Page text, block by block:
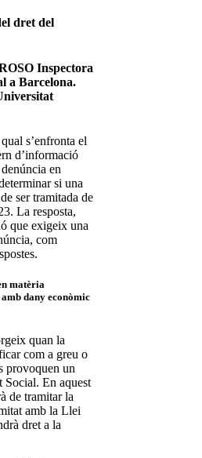
dret del
Inspectora
a Barcelona.
s’enfronta el
d’informació
en
si una
ser tramitada de
La resposta,
que exigeix una
com
matèria
dany econòmic
quan la
com a greu o
provoquen un
Social. En aquest
de tramitar la
amb la Llei
dret a la